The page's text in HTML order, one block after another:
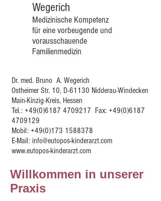
Wegerich
Medizinische Kompetenz
für eine vorbeugende und
vorausschauende
Familienmedizin
Dr. med. Bruno A. Wegerich
Ostheimer Str. 10, D-61130 Nidderau-Windecken
Main-Kinzig-Kreis, Hessen
Tel.: +49(0)6187 4709217 Fax: +49(0)6187
4709129
Mobil: +49(0)173 1588378
E-Mail: info@eutopos-kinderarzt.com
www.eutopos-kinderarzt.com
Willkommen in unserer
Praxis